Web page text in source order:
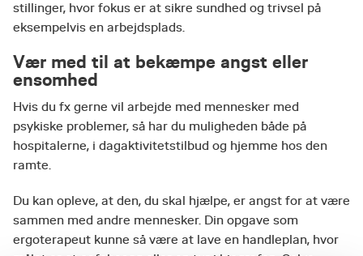
stillinger, hvor fokus er at sikre sundhed og trivsel på
eksempelvis en arbejdsplads.
Vær med til at bekæmpe angst eller
ensomhed
Hvis du fx gerne vil arbejde med mennesker med
psykiske problemer, så har du muligheden både på
hospitalerne, i dagaktivitetstilbud og hjemme hos den
ramte.
Du kan opleve, at den, du skal hjælpe, er angst for at være
sammen med andre mennesker. Din opgave som
ergoterapeut kunne så være at lave en handleplan, hvor